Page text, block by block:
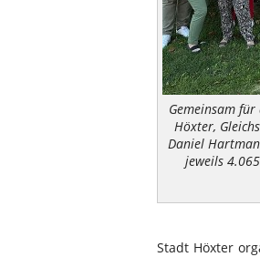
Gemeinsam
Höxter,
Daniel
jeweils
Stadt Höxter